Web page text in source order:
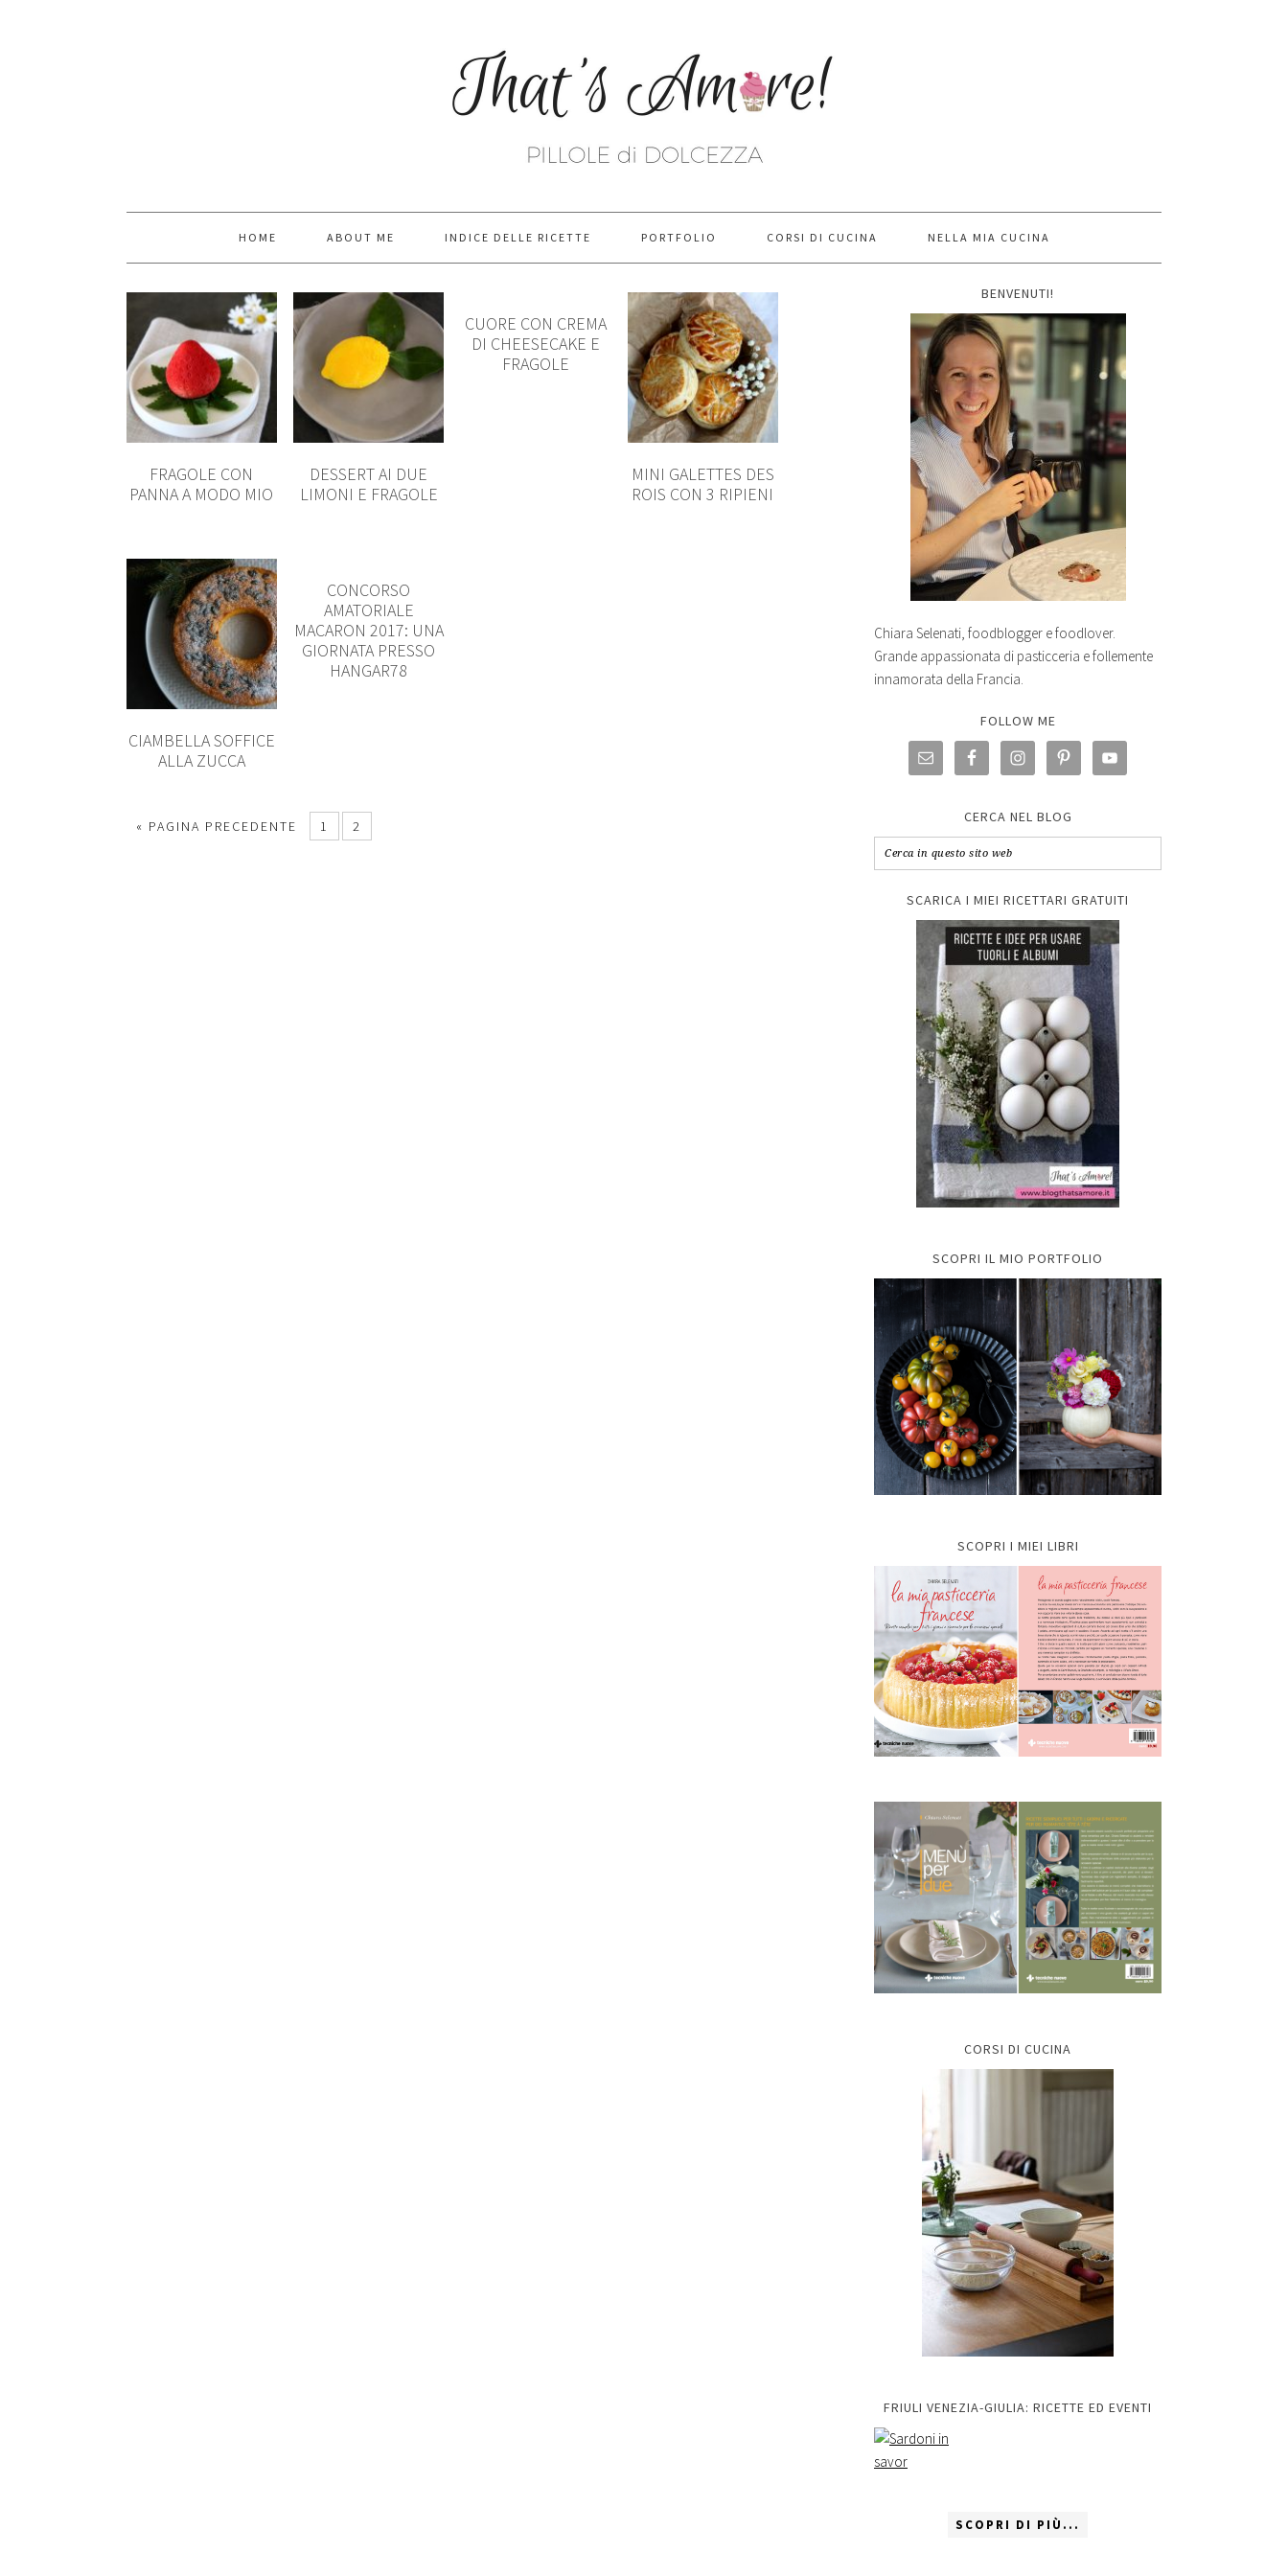
HOME ABOUT ME INDICE DELLE RICETTE PORTFOLIO CORSI DI CUCINA NELLA MIA CUCINA
FRAGOLE CON
PANNA A MODO MIO
DESSERT AI DUE
LIMONI E FRAGOLE
CUORE CON CREMA
DI CHEESECAKE E
FRAGOLE
MINI GALETTES DES
ROIS CON 3 RIPIENI
CIAMBELLA SOFFICE
ALLA ZUCCA
CONCORSO
AMATORIALE
MACARON 2017: UNA
GIORNATA PRESSO
HANGAR78
« PAGINA PRECEDENTE 1 2
BENVENUTI!
Chiara Selenati, foodblogger e foodlover.
Grande appassionata di pasticceria e follemente
innamorata della Francia.
FOLLOW ME
CERCA NEL BLOG
SCARICA I MIEI RICETTARI GRATUITI
SCOPRI IL MIO PORTFOLIO
SCOPRI I MIEI LIBRI
CORSI DI CUCINA
FRIULI VENEZIA-GIULIA: RICETTE ED EVENTI
SCOPRI DI PIÙ...